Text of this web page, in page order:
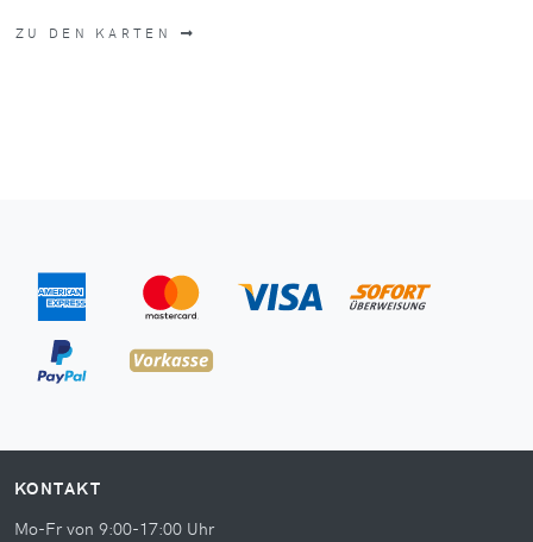
ZU DEN KARTEN
KONTAKT
Mo-Fr von 9:00-17:00 Uhr